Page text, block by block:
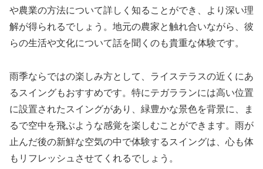
や農業の方法について詳しく知ることができ、より深い理
解が得られるでしょう。地元の農家と触れ合いながら、彼
らの生活や文化について話を聞くのも貴重な体験です。
雨季ならではの楽しみ方として、ライステラスの近くにあ
るスイングもおすすめです。特にテガラランには高い位置
に設置されたスイングがあり、緑豊かな景色を背景に、ま
るで空中を飛ぶような感覚を楽しむことができます。雨が
止んだ後の新鮮な空気の中で体験するスイングは、心も体
もリフレッシュさせてくれるでしょう。